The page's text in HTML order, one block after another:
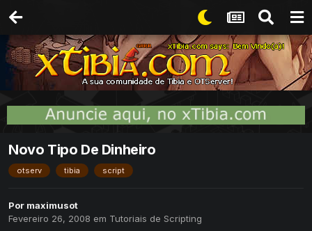
Novo Tipo De Dinheiro
otserv tibia script
Por maximusot
Fevereiro 26, 2008 em Tutoriais de Scripting